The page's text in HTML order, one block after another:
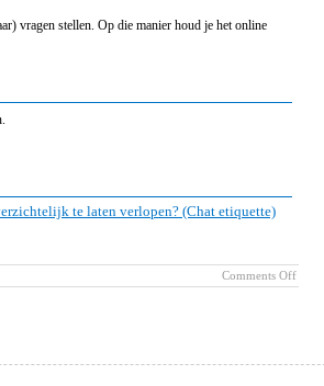
vragen stellen. Op die manier houd je het online
te laten verlopen? (Chat etiquette)
Comments Offon
Online